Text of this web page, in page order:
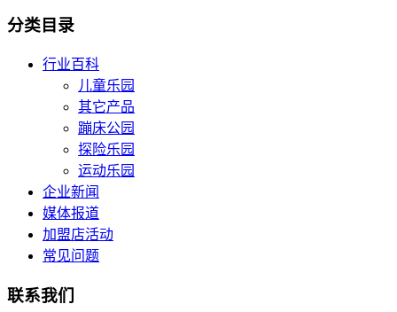
分类目录
行业百科
儿童乐园
其它产品
蹦床公园
探险乐园
运动乐园
企业新闻
媒体报道
加盟店活动
常见问题
联系我们